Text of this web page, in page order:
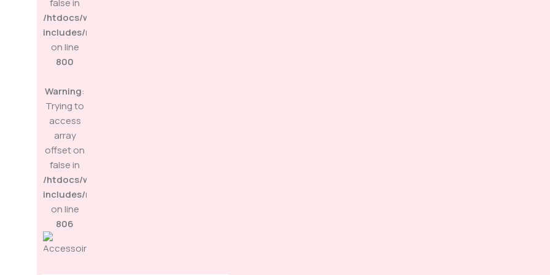
false in
/htdocs/wp-
includes/media.php
on line
800
Warning:
Trying to
access
array
offset on
false in
/htdocs/wp-
includes/media.php
on line
806